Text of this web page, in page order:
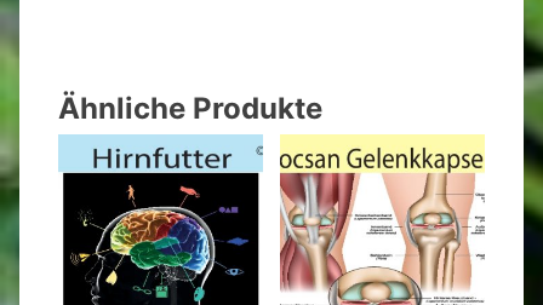
Ähnliche Produkte